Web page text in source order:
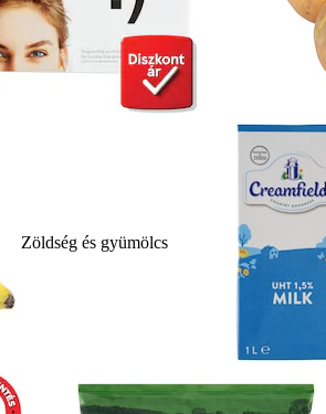
Zöldség és gyümölcs